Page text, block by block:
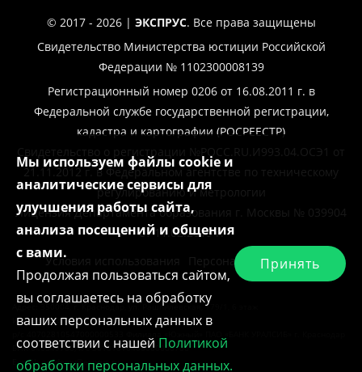
© 2017 - 2026 | ЭКСПРУС. Все права защищены
Свидетельство Министерства юстиции Российской
Федерации № 1102300008139
Регистрационный номер 0206 от 16.08.2011 г. в
Федеральной службе государственной регистрации,
кадастра и картографии (РОСРЕЕСТР)
Свидетельство о регистрации №РОСС.RU.И993.04.ОСЭ1 от
21.11.2012 г. в Федеральном агентстве по техническому
регулированию и метрологии
Лицензия Департамента образования г. Москвы № 039904
от 11.02.2019 г.
Условия использования
Персональные данные
Адрес: 350004, г. Краснодар, ул. Рашпилевская, 179/1, 6 этаж
ИНН 2308248350, КПП 230801001
БИК 040349700, к/с 30101810400000000700
E-mail: academy@exprus.ru
Мы используем файлы cookie и
аналитические сервисы для
улучшения работы сайта,
анализа посещений и общения
с вами.
Продолжая пользоваться сайтом,
вы соглашаетесь на обработку
ваших персональных данных в
соответствии с нашей Политикой
обработки персональных данных.
Принять